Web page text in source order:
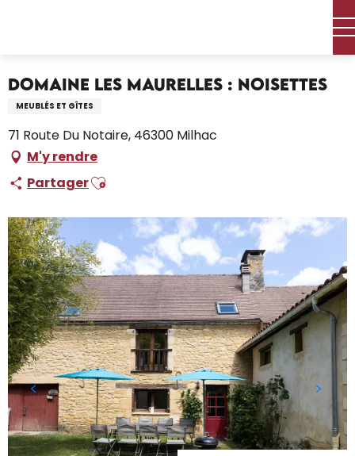
Domaine Les Maurelles : Noisettes
MEUBLÉS ET GÎTES
71 Route Du Notaire, 46300 Milhac
M'y rendre
PartagerAjouter aux favoris